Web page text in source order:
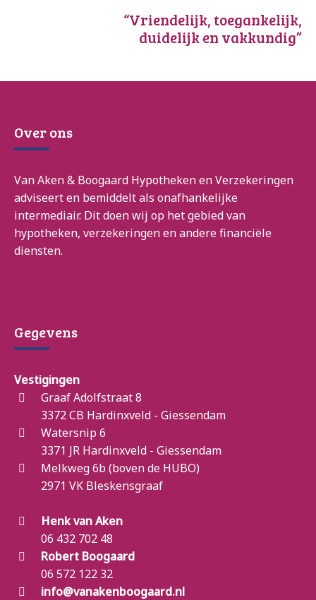
“Vriendelijk, toegankelijk,
duidelijk en vakkundig”
Over ons
Van Aken & Boogaard Hypotheken en Verzekeringen
adviseert en bemiddelt als onafhankelijke
intermediair. Dit doen wij op het gebied van
hypotheken, verzekeringen en andere financiële
diensten.
Gegevens
Vestigingen
Graaf Adolfstraat 8
3372 CB Hardinxveld - Giessendam
Watersnip 6
3371 JR Hardinxveld - Giessendam
Melkweg 6b (boven de HUBO)
2971 VK Bleskensgraaf
Henk van Aken
06 432 702 48
Robert Boogaard
06 572 122 32
info@vanakenboogaard.nl